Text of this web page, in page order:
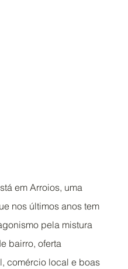
em Arroios, uma
nos últimos anos tem
pela mistura
bairro, oferta
comércio local e boas